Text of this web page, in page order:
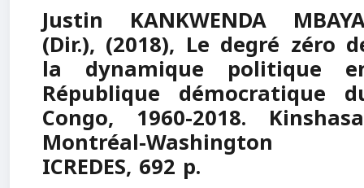
Justin KANKWENDA
(Dir.), (2018), Le degré zéro
la dynamique politique
République démocratique
Congo, 1960-2018.
Montréal-Washington
ICREDES, 692 p.